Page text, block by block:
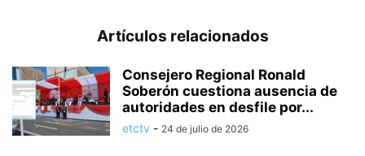
Artículos relacionados
Consejero Regional Ronald
Soberón cuestiona ausencia de
autoridades en desfile por...
etctv - 24 de julio de 2026